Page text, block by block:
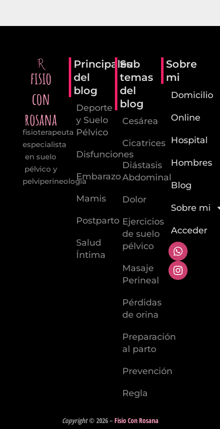
fisio
con
rosana
fisioterapeuta
especialista
en suelo
pélvico y
pelviperineología
Principales
del
blog
Deporte
y Suelo
Pélvico
Disfunciones
Embarazo
Mamis
Postparto
Salud
Íntima
Sub
temas
del
blog
Cesárea
Cicatrices
Diástasis
Abdominal
Dolor
Ejercicios
de suelo
pélvico
Masaje
Perineal
Pérdidas
de orina
Preparación
al parto
Prevención
Regla
Sobre
mi
Domicilio
Online
Hospital
Hombres
Blog
Sobre mi
Acceder
Copyright© 2026–Fisio Con Rosana